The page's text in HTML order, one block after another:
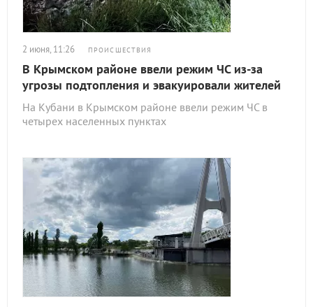
2 июня, 11:26 ПРОИСШЕСТВИЯ
В Крымском районе ввели режим ЧС из-за
угрозы подтопления и эвакуировали жителей
На Кубани в Крымском районе ввели режим ЧС в
четырех населенных пунктах